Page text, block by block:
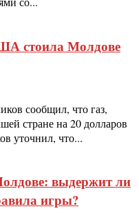
стоила Молдове
сообщил, что газ,
стране на 20 долларов
уточнил, что...
выдержит ли
игры?